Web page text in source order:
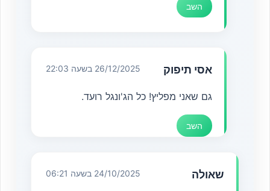
השב
אסי תיפוק 26/12/2025 בשעה 22:03
גם שאני מפליץ! כל הג'ונגל רועד.
השב
שאולה 24/10/2025 בשעה 06:21